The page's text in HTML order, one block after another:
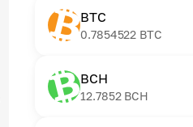
BTC
0.7854522 BTC
BCH
12.7852 BCH